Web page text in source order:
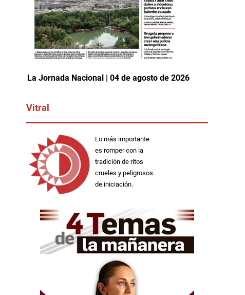
La Jornada Nacional | 04 de agosto de 2026
Vitral
Lo más importante
es romper con la
tradición de ritos
crueles y peligrosos
de iniciación.